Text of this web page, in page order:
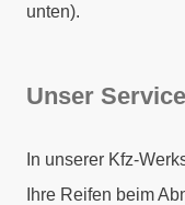
unten).
Unser
In unserer Kfz-
Ihre Reifen beim